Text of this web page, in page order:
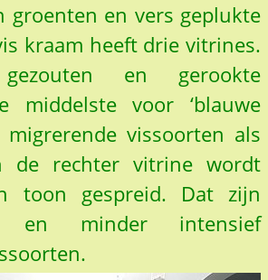
groenten en vers geplukte
kraam heeft drie vitrines.
en gerookte
middelste voor ‘blauwe
vissoorten als
de rechter vitrine wordt
toon gespreid. Dat zijn
en minder intensief